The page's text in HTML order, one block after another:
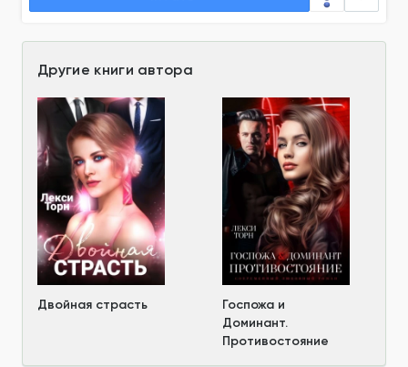
Другие книги автора
Двойная страсть
Госпожа и
Доминант.
Противостояние